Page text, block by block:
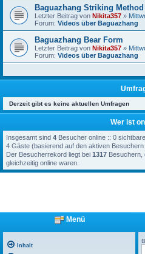
Baguazhang Striking
Letzter Beitrag von Nikita357 »
Forum: Videos über Baguazhang
Baguazhang Bear Form
Letzter Beitrag von Nikita357 »
Forum: Videos über Baguazhang
Derzeit gibt es keine aktuellen Umfragen
Wer ist
Insgesamt sind 4 Besucher online :: 0
4 Gäste (basierend auf den aktiven
Der Besucherrekord liegt bei 1317 Besuchern,
gleichzeitig online waren.
Menü
Inhalt